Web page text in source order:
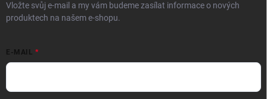
Vložte svůj e-mail a my vám budeme zasílat informace o nových
produktech na našem e-shopu.
E-MAIL